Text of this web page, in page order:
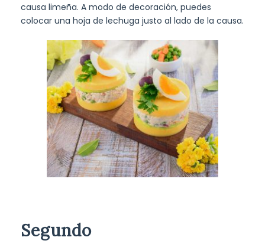
causa limeña. A modo de decoración, puedes
colocar una hoja de lechuga justo al lado de la causa.
Segundo